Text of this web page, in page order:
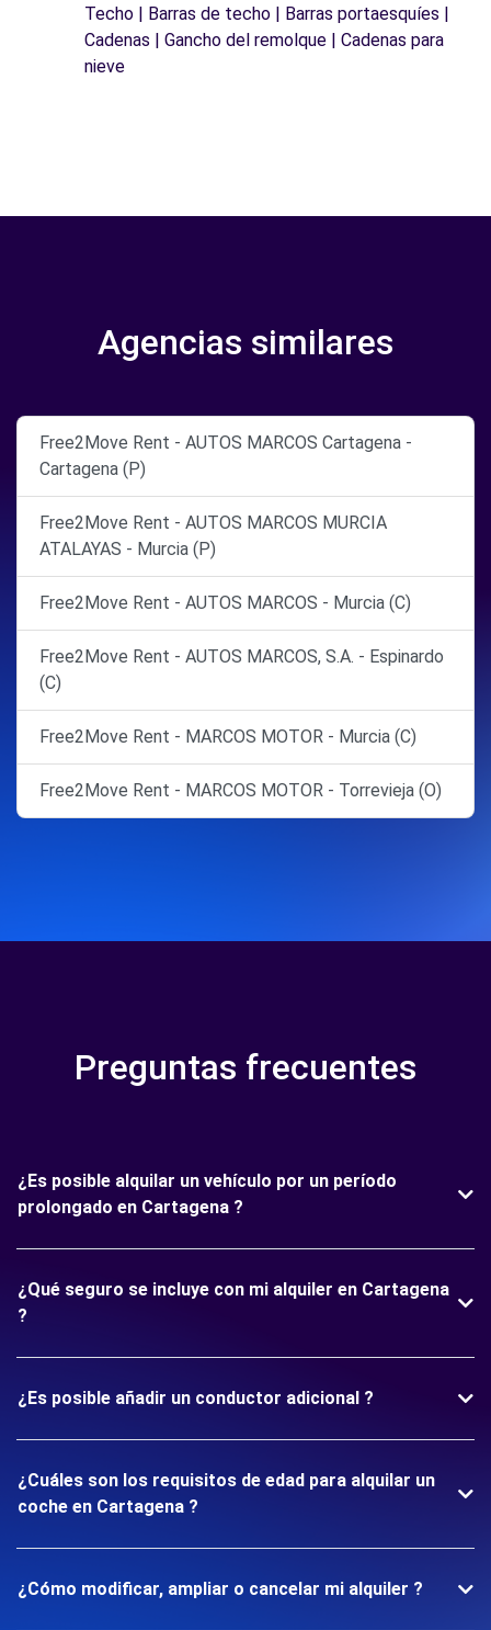
Techo | Barras de techo | Barras portaesquíes |
Cadenas | Gancho del remolque | Cadenas para
nieve
Agencias similares
Free2Move Rent - AUTOS MARCOS Cartagena -
Cartagena (P)
Free2Move Rent - AUTOS MARCOS MURCIA
ATALAYAS - Murcia (P)
Free2Move Rent - AUTOS MARCOS - Murcia (C)
Free2Move Rent - AUTOS MARCOS, S.A. - Espinardo
(C)
Free2Move Rent - MARCOS MOTOR - Murcia (C)
Free2Move Rent - MARCOS MOTOR - Torrevieja (O)
Preguntas frecuentes
¿Es posible alquilar un vehículo por un período
prolongado en Cartagena ?
¿Qué seguro se incluye con mi alquiler en Cartagena
?
¿Es posible añadir un conductor adicional ?
¿Cuáles son los requisitos de edad para alquilar un
coche en Cartagena ?
¿Cómo modificar, ampliar o cancelar mi alquiler ?